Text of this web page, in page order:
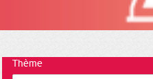
Thème